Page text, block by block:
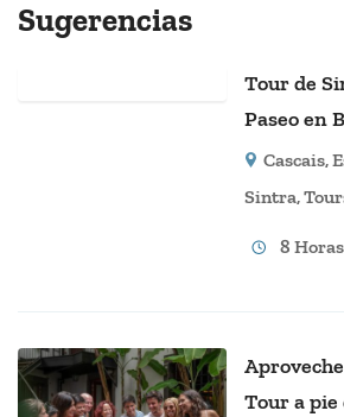
Sugerencias
Tour de
Paseo en
Cascais,
Sintra,
8 Horas
Tour a pie